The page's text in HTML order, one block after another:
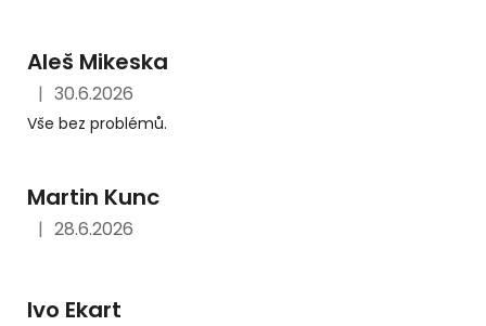
Aleš Mikeska
Hodnocení obchodu je 5 z 5 hvězdiček.
| 30.6.2026
Vše bez problémů.
Martin Kunc
Hodnocení obchodu je 5 z 5 hvězdiček.
| 28.6.2026
Ivo Ekart